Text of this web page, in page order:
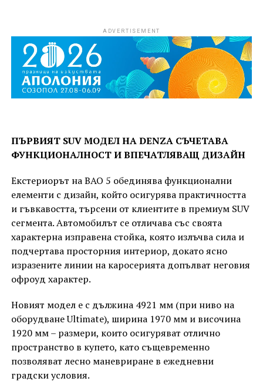
ADVERTISEMENT
ПЪРВИЯТ SUV МОДЕЛ НА DENZA СЪЧЕТАВА
ФУНКЦИОНАЛНОСТ И ВПЕЧАТЛЯВАЩ ДИЗАЙН
Екстериорът на BAO 5 обединява функционални
елементи с дизайн, който осигурява практичността
и гъвкавостта, търсени от клиентите в премиум SUV
сегмента. Автомобилът се отличава със своята
характерна изправена стойка, която излъчва сила и
подчертава просторния интериор, докато ясно
изразените линии на каросерията допълват неговия
офроуд характер.
Новият модел е с дължина 4921 мм (при ниво на
оборудване Ultimate), ширина 1970 мм и височина
1920 мм – размери, които осигуряват отлично
пространство в купето, като същевременно
позволяват лесно маневриране в ежедневни
градски условия.